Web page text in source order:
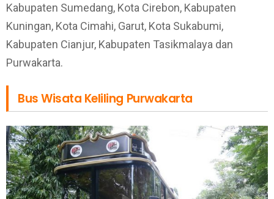
Kabupaten Sumedang, Kota Cirebon, Kabupaten
Kuningan, Kota Cimahi, Garut, Kota Sukabumi,
Kabupaten Cianjur, Kabupaten Tasikmalaya dan
Purwakarta.
Bus Wisata Keliling Purwakarta